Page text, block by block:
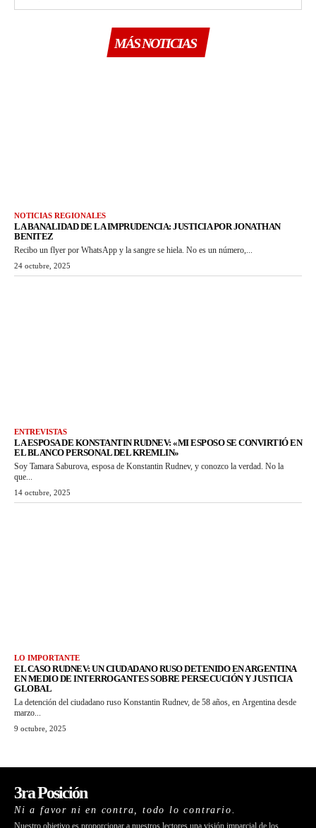
MÁS NOTICIAS
NOTICIAS REGIONALES
LA BANALIDAD DE LA IMPRUDENCIA: JUSTICIA POR JONATHAN
BENITEZ
Recibo un flyer por WhatsApp y la sangre se hiela. No es un número,...
24 octubre, 2025
ENTREVISTAS
LA ESPOSA DE KONSTANTIN RUDNEV: «MI ESPOSO SE CONVIRTIÓ EN
EL BLANCO PERSONAL DEL KREMLIN»
Soy Tamara Saburova, esposa de Konstantin Rudnev, y conozco la verdad. No la
que...
14 octubre, 2025
LO IMPORTANTE
EL CASO RUDNEV: UN CIUDADANO RUSO DETENIDO EN ARGENTINA
EN MEDIO DE INTERROGANTES SOBRE PERSECUCIÓN Y JUSTICIA
GLOBAL
La detención del ciudadano ruso Konstantin Rudnev, de 58 años, en Argentina desde
marzo...
9 octubre, 2025
3ra Posición
Ni a favor ni en contra, todo lo contrario.